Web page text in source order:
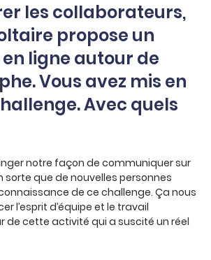
les collaborateurs,
propose un
ligne autour de
Vous avez mis en
Avec quels
notre façon de communiquer sur
sorte que de nouvelles personnes
de ce challenge. Ça nous
l’esprit d’équipe et le travail
de cette activité qui a suscité un réel